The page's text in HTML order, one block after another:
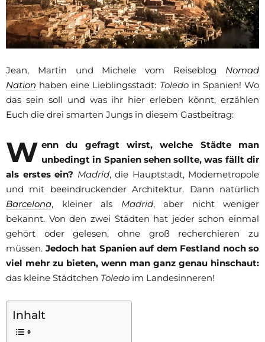
Jean, Martin und Michele vom Reiseblog Nomad
Nation haben eine Lieblingsstadt: Toledoin Spanien! Wo
das sein soll und was ihr hier erleben könnt, erzählen
Euch die drei smarten Jungs in diesem Gastbeitrag:
W enn du gefragt wirst, welche Städte man
unbedingt in Spanien sehen sollte, was fällt dir
als erstes ein? Madrid, die Hauptstadt, Modemetropole
und mit beeindruckender Architektur. Dann natürlich
Barcelona, kleiner als Madrid, aber nicht weniger
bekannt. Von den zwei Städten hat jeder schon einmal
gehört oder gelesen, ohne groß recherchieren zu
müssen. Jedoch hat Spanien auf dem Festland noch so
viel mehr zu bieten, wenn man ganz genau hinschaut:
das kleine Städtchen Toledo im Landesinneren!
Inhalt